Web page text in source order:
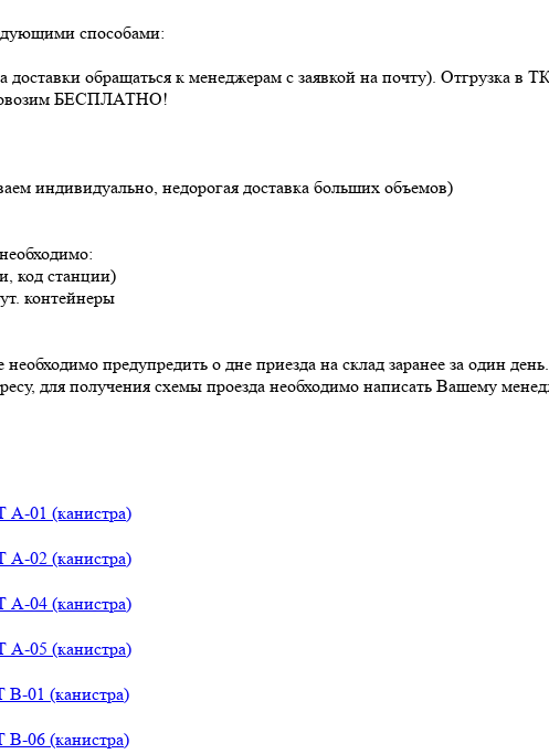
способами:
доставки обращаться к менеджерам с заявкой на почту).
БЕСПЛАТНО!
индивидуально, недорогая доставка больших объемов)
код станции)
контейнеры
предупредить о дне приезда на склад заранее за один день.
для получения схемы проезда необходимо написать Вашему
01 (канистра)
02 (канистра)
04 (канистра)
05 (канистра)
01 (канистра)
06 (канистра)